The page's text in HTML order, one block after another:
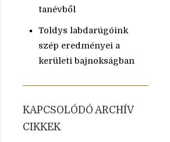
tanévből
Toldys labdarúgóink
szép eredményei a
kerületi bajnokságban
KAPCSOLÓDÓ ARCHÍV
CIKKEK